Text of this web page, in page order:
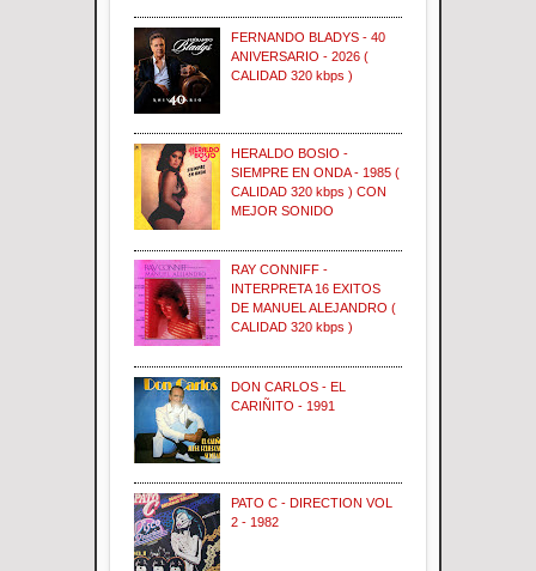
FERNANDO BLADYS - 40
ANIVERSARIO - 2026 (
CALIDAD 320 kbps )
HERALDO BOSIO -
SIEMPRE EN ONDA - 1985 (
CALIDAD 320 kbps ) CON
MEJOR SONIDO
RAY CONNIFF -
INTERPRETA 16 EXITOS
DE MANUEL ALEJANDRO (
CALIDAD 320 kbps )
DON CARLOS - EL
CARIÑITO - 1991
PATO C - DIRECTION VOL
2 - 1982